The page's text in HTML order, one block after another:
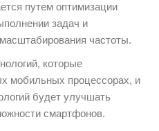
путем оптимизации
задач и
частоты.
которые
мобильных процессорах, и
будет улучшать
смартфонов.